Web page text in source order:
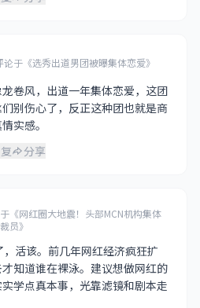
论于《选秀出道男团被曝集体恋爱》
卷风，出道一年集体恋爱，这团
别伤心了，反正这种团也就是商
实感。
分享
《网红圈大地震！头部MCN机构集体
员》
，活该。前几年网红经济疯狂扩
知道谁在裸泳。建议想做网红的
学点真本事，光靠滤镜和剧本走